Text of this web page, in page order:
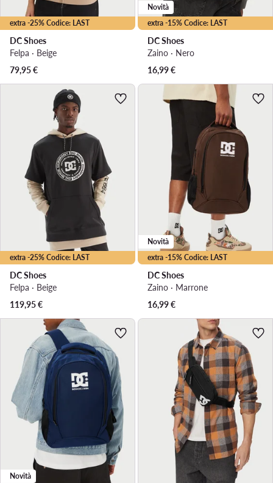
extra -25% Codice: LAST
DC Shoes
Felpa · Beige
79,95€
extra -15% Codice: LAST
Novità
DC Shoes
Zaino · Nero
16,99€
extra -25% Codice: LAST
DC Shoes
Felpa · Beige
119,95€
extra -15% Codice: LAST
Novità
DC Shoes
Zaino · Marrone
16,99€
Novità